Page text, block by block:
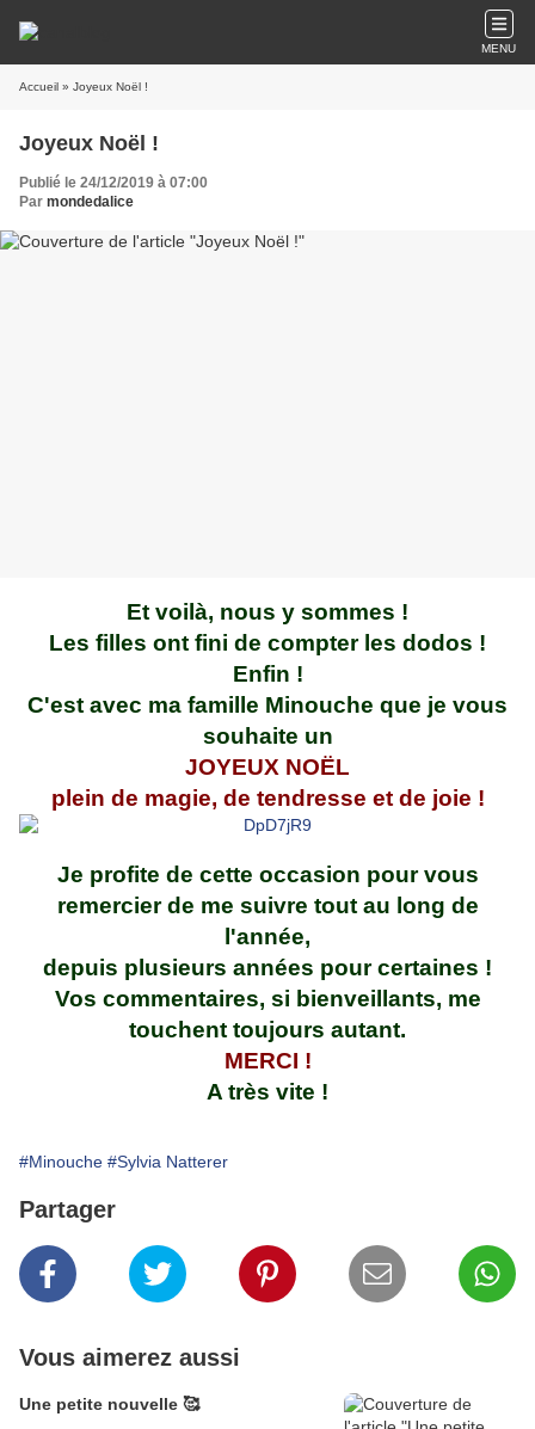
MENU
Accueil » Joyeux Noël !
Joyeux Noël !
Publié le 24/12/2019 à 07:00
Par mondedalice
Et voilà, nous y sommes !
Les filles ont fini de compter les dodos !
Enfin !
C'est avec ma famille Minouche que je vous
souhaite un
JOYEUX NOËL
plein de magie, de tendresse et de joie !
Je profite de cette occasion pour vous
remercier de me suivre tout au long de
l'année,
depuis plusieurs années pour certaines !
Vos commentaires, si bienveillants, me
touchent toujours autant.
MERCI !
A très vite !
#Minouche #Sylvia Natterer
Partager
Vous aimerez aussi
Une petite nouvelle 🥰